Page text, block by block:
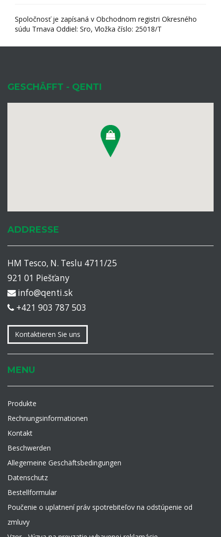
Spoločnosť je zapísaná v Obchodnom registri Okresného
súdu Trnava Oddiel: Sro, Vložka číslo: 25018/T
GESCHÄFFT - QENTI
ADDRESSE
HM Tesco, N. Teslu 4711/25
921 01 Piešťany
info@qenti.sk
+421 903 787 503
Kontaktieren Sie uns
MENU
Produkte
Rechnungsinformationen
Kontakt
Beschwerden
Allegemeine Geschäftsbedingungen
Datenschutz
Bestellformular
Poučenie o uplatnení práv spotrebiteľov na odstúpenie od
zmluvy